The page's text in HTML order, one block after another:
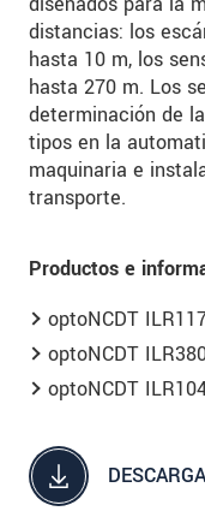
distancias: los
hasta 10 m, los
hasta 270 m. Los
determinación de
tipos en la
maquinaria e
transporte.
Productos e
optoNCDT
optoNCDT
optoNCDT